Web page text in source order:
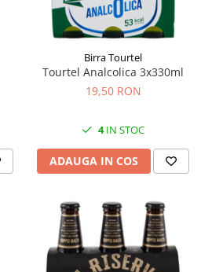
Birra Tourtel
Tourtel Analcolica 3x330ml
19,50 RON
4IN STOC
ADAUGA IN COS